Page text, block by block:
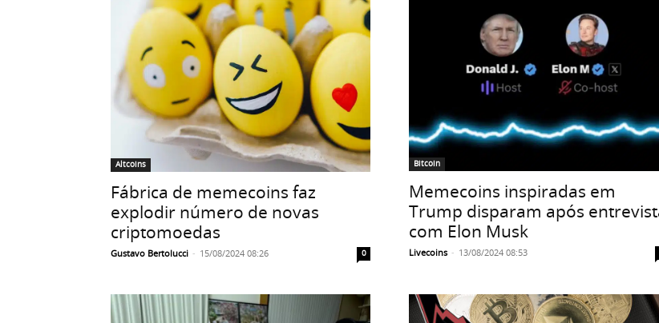
Altcoins
Fábrica de memecoins faz
explodir número de novas
criptomoedas
Gustavo Bertolucci - 15/08/2024 08:26 0
Bitcoin
Memecoins inspiradas em
Trump disparam após
com Elon Musk
Livecoins - 13/08/2024 08:53